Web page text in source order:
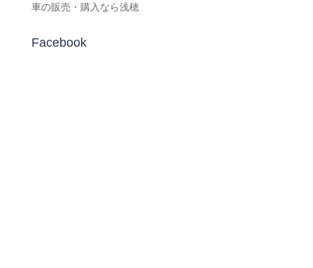
車の販売・購入なら浅穂
Facebook